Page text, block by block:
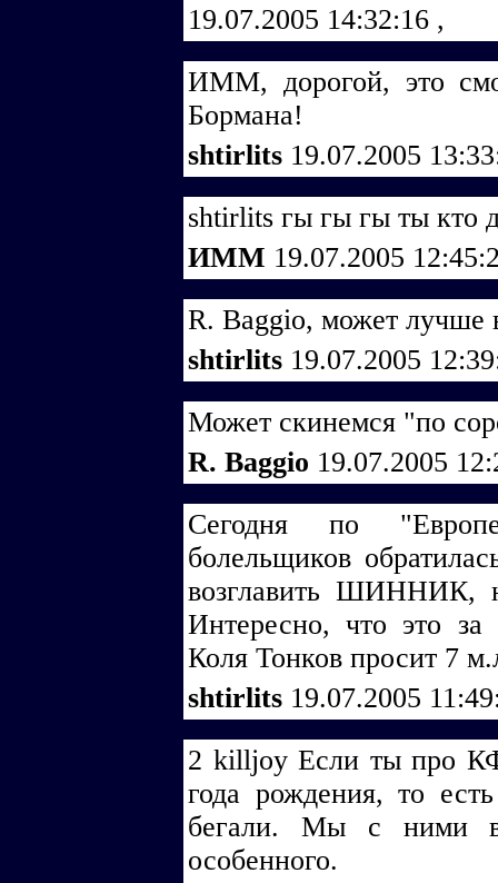
19.07.2005 14:32:16 ,
ИММ, дорогой, это
Бормана!
shtirlits 19.07.2005
shtirlits гы гы гы ты кто
ИММ 19.07.2005
R. Baggio, может лучше
shtirlits 19.07.2005
Может скинемся "по
R. Baggio 19.07.2005
Сегодня по
болельщиков
возглавить ШИННИК,
Интересно, что это
Коля Тонков просит 7
shtirlits 19.07.2005
2 killjoy Если ты про
года рождения, то
бегали. Мы с ними в
особенного.